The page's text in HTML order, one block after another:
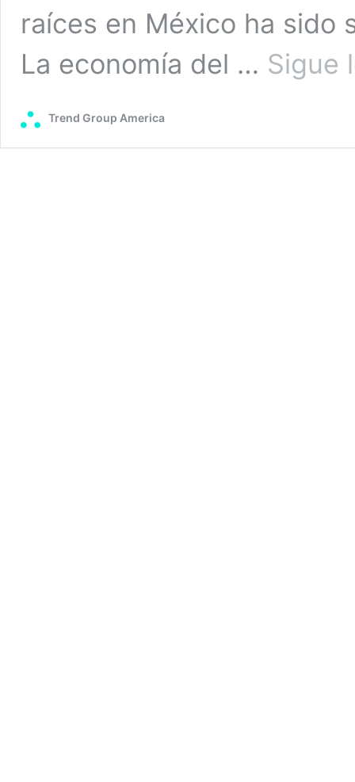
raíces en México ha sido
La economía del … Sigue
Trend Group America